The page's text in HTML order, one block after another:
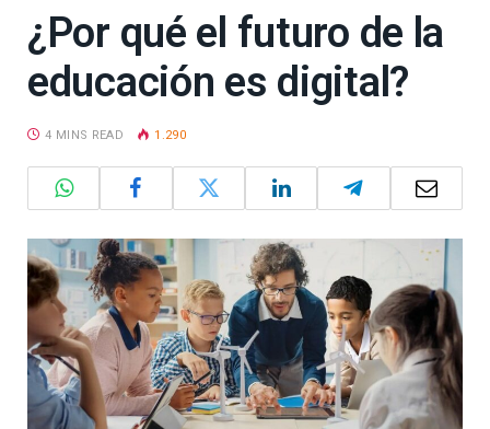
¿Por qué el futuro de la
educación es digital?
4 MINS READ 1.290